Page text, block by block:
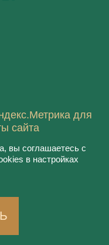
© 2021, ООО "РЮЭ"
соглашение
сайта:
для
сайта
вы соглашаетесь с
в настройках